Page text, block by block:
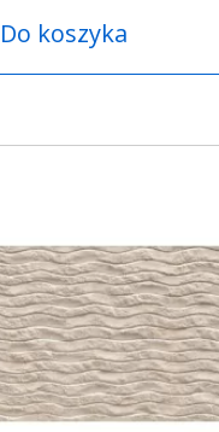
Do koszyka